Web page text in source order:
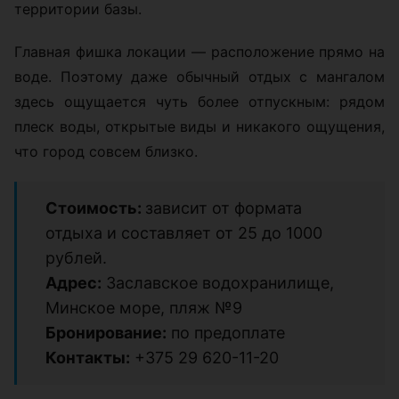
территории базы.
Главная фишка локации — расположение прямо на
воде. Поэтому даже обычный отдых с мангалом
здесь ощущается чуть более отпускным: рядом
плеск воды, открытые виды и никакого ощущения,
что город совсем близко.
Стоимость: зависит от формата
отдыха и составляет от 25 до 1000
рублей.
Адрес: Заславское водохранилище,
Минское море, пляж №9
Бронирование: по предоплате
Контакты: +375 29 620-11-20